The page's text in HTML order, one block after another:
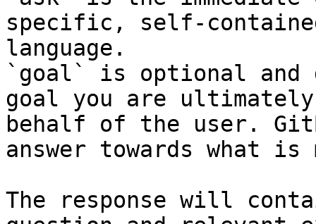
specific, self-
language.
`goal` is optional and
goal you are
behalf of the user.
answer towards what
The response will